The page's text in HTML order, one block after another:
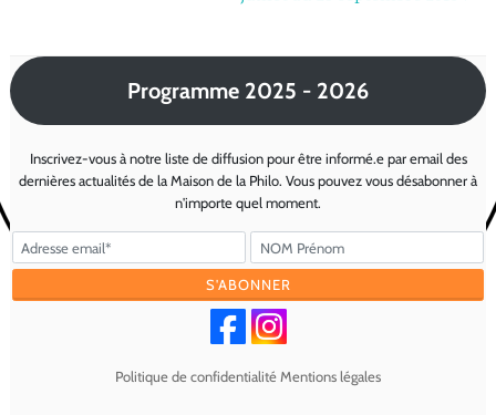
Programme 2025 - 2026
Inscrivez-vous à notre liste de diffusion pour être informé.e par email des
dernières actualités de la Maison de la Philo. Vous pouvez vous désabonner à
n'importe quel moment.
Politique de confidentialitéMentions légales